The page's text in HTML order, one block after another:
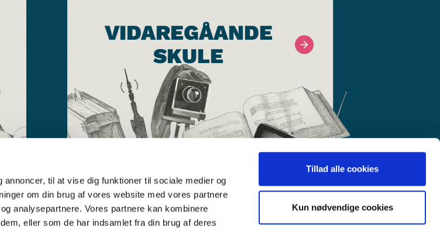
til at vise dig funktioner til sociale medier og
om din brug af vores website med vores partnere
analysepartnere. Vores partnere kan kombinere
eller som de har indsamlet fra din brug af deres
Tillad alle cookies
Kun nødvendige cookies
VIDAREGÅANDE
SKULE